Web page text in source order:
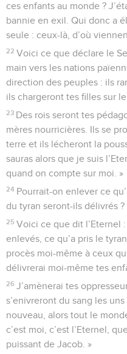
ces enfants au monde ?
bannie en exil. Qui donc a
seule : ceux-là, d’où
22 Voici ce que déclare le
main vers les nations
direction des peuples : ils
ils chargeront tes filles sur
23 Des rois seront tes
mères nourricières. Ils se
terre et ils lécheront la
sauras alors que je suis
quand on compte sur moi. »
24 Pourrait-on enlever ce
du tyran seront-ils délivrés ?
25 Voici ce que dit l’Eternel
enlevés, ce qu’a pris le
procès moi-même à ceux
délivrerai moi-même tes
26 J’amènerai tes
s’enivreront du sang les
nouveau, alors tout le
c’est moi, c’est l’Eternel,
puissant de Jacob. »